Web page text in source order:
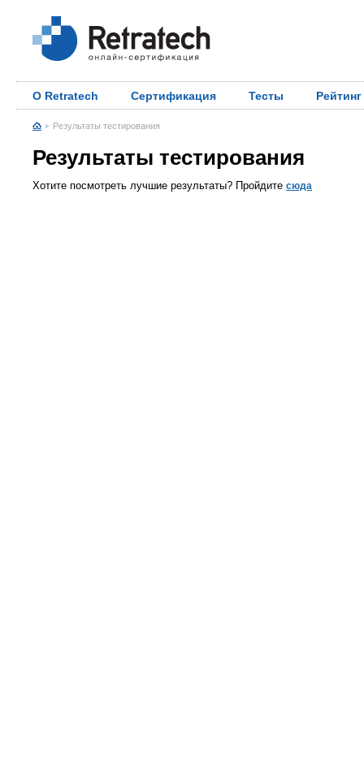
О Retratech Сертификация Тесты Рейтинг
Результаты тестирования
Результаты тестирования
Хотите посмотреть лучшие результаты? Пройдите сюда